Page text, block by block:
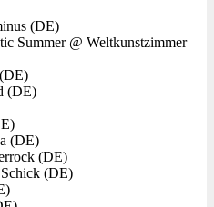
(DE)
Summer @ Weltkunstzimmer
(DE)
(DE)
(DE)
(DE)